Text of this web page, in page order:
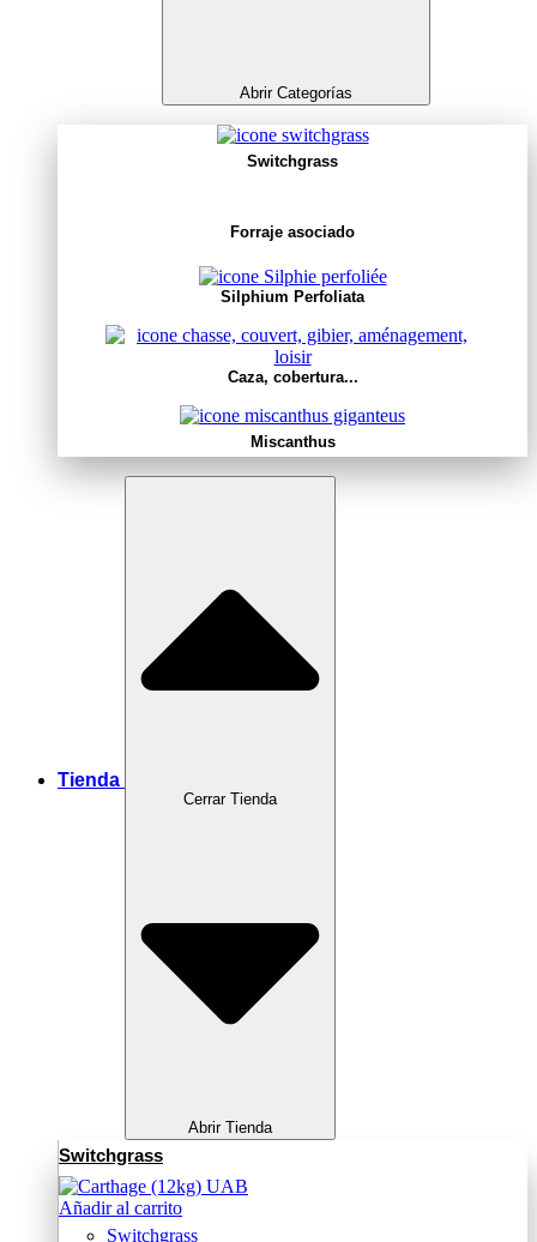
Abrir Categorías
Switchgrass
Forraje asociado
Silphium Perfoliata
Caza, cobertura...
Miscanthus
Tienda
Cerrar Tienda
Abrir Tienda
Switchgrass
Añadir al carrito
Switchgrass